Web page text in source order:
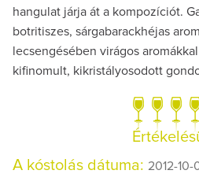
hangulat járja át a kompozíciót.
botritiszes, sárgabarackhéjas
lecsengésében virágos
kifinomult, kikristályosodott
A kóstolás dátuma: 2012-10-